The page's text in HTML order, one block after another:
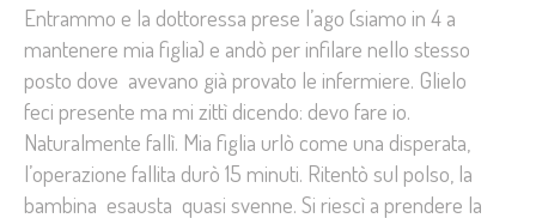
Entrammo e la dottoressa prese l’ago (siamo in 4 a
mantenere mia figlia) e andò per infilare nello stesso
posto dove avevano già provato le infermiere. Glielo
feci presente ma mi zittì dicendo: devo fare io.
Naturalmente fallì. Mia figlia urlò come una disperata,
l’operazione fallita durò 15 minuti. Ritentò sul polso, la
bambina esausta quasi svenne. Si riescì a prendere la